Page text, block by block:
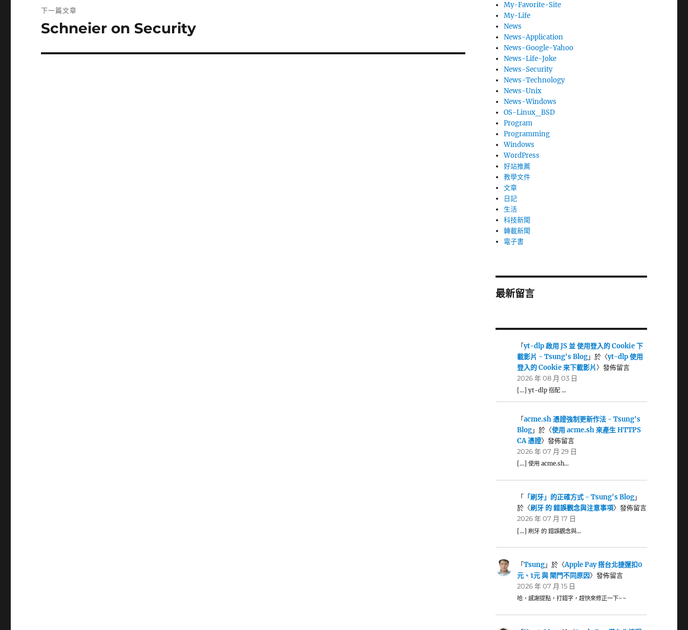
文
下一篇文章
下
篇
Schneier on Security
My-Favorite-Site
My-Life
News
News-Application
News-Google-Yahoo
News-Life-Joke
News-Security
News-Technology
News-Unix
News-Windows
OS-Linux_BSD
Program
Programming
Windows
WordPress
好站推薦
教學文件
文章
日記
生活
科技新聞
轉載新聞
電子書
最新留言
「yt-dlp 啟用 JS 並 使用登入的 Cookie 下
載影片 - Tsung's Blog」於〈yt-dlp 使用
登入的 Cookie 來下載影片〉發佈留言
2026 年 08 月 03 日
[…] yt-dlp 搭配 …
「acme.sh 憑證強制更新作法 - Tsung's
Blog」於〈使用 acme.sh 來產生 HTTPS
CA 憑證〉發佈留言
2026 年 07 月 29 日
[…] 使用 acme.sh…
「 「刷牙」的正確方式 - Tsung's Blog」
於〈刷牙 的 錯誤觀念與注意事項〉發佈留言
2026 年 07 月 17 日
[…] 刷牙 的 錯誤觀念與…
「Tsung」於〈Apple Pay 搭台北捷運扣0
元、1元 與 閘門不同原因〉發佈留言
2026 年 07 月 15 日
哈，感謝提點，打錯字，趕快來修正一下~~